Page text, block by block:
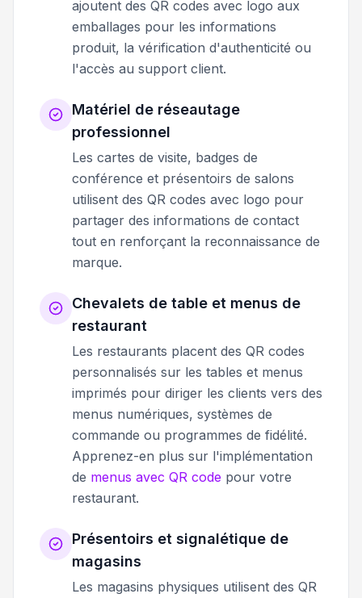
ajoutent des QR codes avec logo aux
emballages pour les informations
produit, la vérification d'authenticité ou
l'accès au support client.
Matériel de réseautage
professionnel
Les cartes de visite, badges de
conférence et présentoirs de salons
utilisent des QR codes avec logo pour
partager des informations de contact
tout en renforçant la reconnaissance de
marque.
Chevalets de table et menus de
restaurant
Les restaurants placent des QR codes
personnalisés sur les tables et menus
imprimés pour diriger les clients vers des
menus numériques, systèmes de
commande ou programmes de fidélité.
Apprenez-en plus sur l'implémentation
de menus avec QR code pour votre
restaurant.
Présentoirs et signalétique de
magasins
Les magasins physiques utilisent des QR